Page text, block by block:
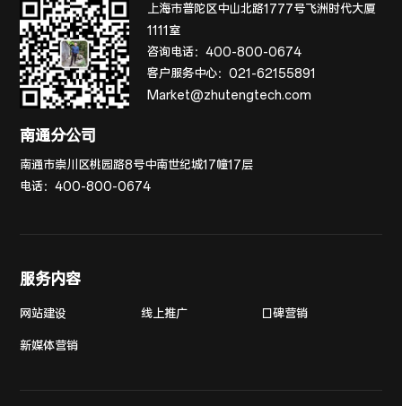
上海市普陀区中山北路1777号飞洲时代大厦
1111室
咨询电话：400-800-0674
客户服务中心：021-62155891
Market@zhutengtech.com
南通分公司
南通市崇川区桃园路8号中南世纪城17幢17层
电话：400-800-0674
服务内容
网站建设 线上推广 口碑营销
新媒体营销